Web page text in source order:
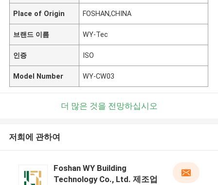
Place of Origin FOSHAN,CHINA
브랜드 이름 WY-Tec
인증 ISO
Model Number WY-CW03
더 많은 것을 전망하십시오
저희에 관하여
Foshan WY Building
Technology Co., Ltd. 제조업